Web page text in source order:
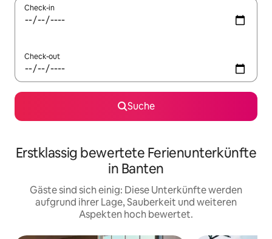
Check-in
Check-out
Suche
Erstklassig bewertete Ferienunterkünfte
in Banten
Gäste sind sich einig: Diese Unterkünfte werden
aufgrund ihrer Lage, Sauberkeit und weiteren
Aspekten hoch bewertet.